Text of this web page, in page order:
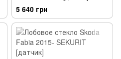
5 640 грн